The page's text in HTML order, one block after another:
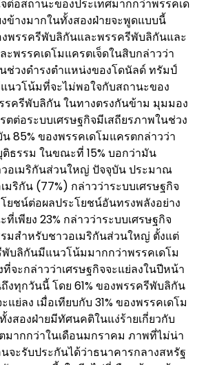
ต่อสถานะของประเทศมากกว่าพรรคเด
ข้างมากในทั้งสองฝ่ายจะพูดแบบนี้
งพรรครีพับลิกันและพรรครีพับลิกันและ
ะพรรคเดโมแครตเจ็ดในสิบกล่าวว่า
ช่วงดำรงตำแหน่งของโดนัลด์ ทรัมป์
นวโน้มที่จะไม่พอใจกับสถานะของ
รครีพับลิกัน ในทางตรงกันข้าม มุมมอง
ตต่อระบบเศรษฐกิจมีเสถียรภาพในช่วง
น 85% ของพรรคเดโมแครตกล่าวว่า
ติธรรม ในขณะที่ 15% บอกว่ามัน
อเมริกันส่วนใหญ่ ปัจจุบัน ประมาณ
มริกัน (77%) กล่าวว่าระบบเศรษฐกิจ
ยชน์ต่อผลประโยชน์อันทรงพลังอย่าง
เพียง 23% กล่าวว่าระบบเศรษฐกิจ
มสำหรับชาวอเมริกันส่วนใหญ่ ตั้งแต่
บลิกันมีแนวโน้มมากกว่าพรรคเดโม
จะกล่าวว่าเศรษฐกิจจะแย่ลงในปีหน้า
งทุกวันนี้ โดย 61% ของพรรครีพับลิกัน
แย่ลง เมื่อเทียบกับ 31% ของพรรคเดโม
สองฝ่ายมีทัศนคติในแง่ร้ายเกี่ยวกับ
มากกว่าในเดือนมกราคม ภาพที่ไม่น่า
นจะรับประกันได้ว่าธนาคารกลางสหรัฐ